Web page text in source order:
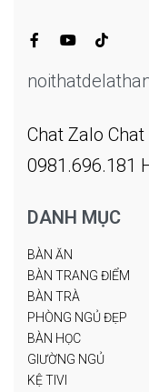
Chat Zalo
0981.696.181
DANH MỤC
BÀN ĂN
BÀN TRANG ĐIỂM
BÀN TRÀ
PHÒNG NGỦ ĐẸP
BÀN HỌC
GIƯỜNG NGỦ
KỆ TIVI